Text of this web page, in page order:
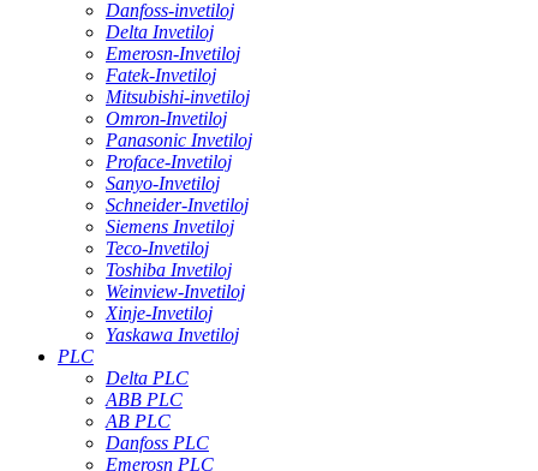
Danfoss-invetiloj
Delta Invetiloj
Emerosn-Invetiloj
Fatek-Invetiloj
Mitsubishi-invetiloj
Omron-Invetiloj
Panasonic Invetiloj
Proface-Invetiloj
Sanyo-Invetiloj
Schneider-Invetiloj
Siemens Invetiloj
Teco-Invetiloj
Toshiba Invetiloj
Weinview-Invetiloj
Xinje-Invetiloj
Yaskawa Invetiloj
PLC
Delta PLC
ABB PLC
AB PLC
Danfoss PLC
Emerosn PLC